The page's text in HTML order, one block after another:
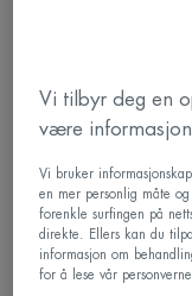
Nærende,
Tube Tube
40ml
Perfekt for
Familie
Vi tilbyr deg en
være
Vi bruker
en mer personlig måte
forenkle surfingen på
direkte. Ellers kan du
informasjon om
for å lese vår